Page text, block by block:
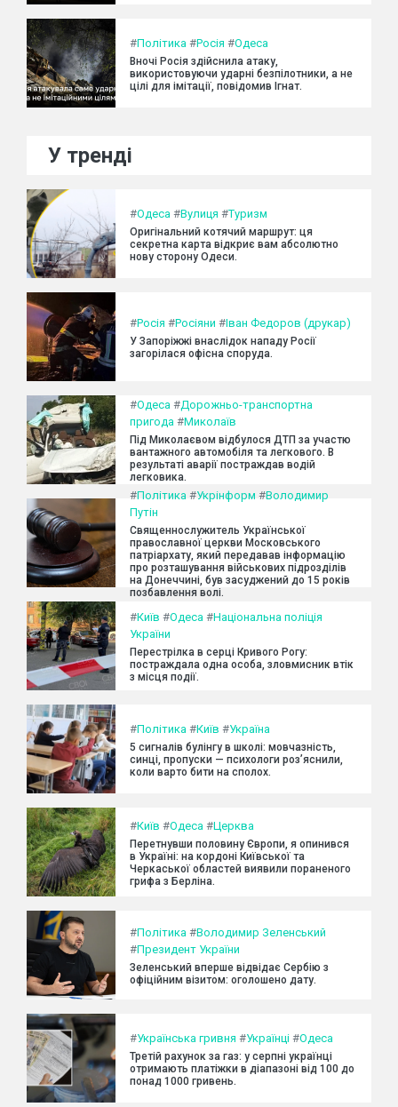
#Політика #Росія #Одеса
Вночі Росія здійснила атаку,
використовуючи ударні безпілотники, а не
цілі для імітації, повідомив Ігнат.
У тренді
#Одеса #Вулиця #Туризм
Оригінальний котячий маршрут: ця
секретна карта відкриє вам абсолютно
нову сторону Одеси.
#Росія #Росіяни #Іван Федоров (друкар)
У Запоріжжі внаслідок нападу Росії
загорілася офісна споруда.
#Одеса #Дорожньо-транспортна
пригода #Миколаїв
Під Миколаєвом відбулося ДТП за участю
вантажного автомобіля та легкового. В
результаті аварії постраждав водій
легковика.
#Політика #Укрінформ #Володимир
Путін
Священнослужитель Української
православної церкви Московського
патріархату, який передавав інформацію
про розташування військових підрозділів
на Донеччині, був засуджений до 15 років
позбавлення волі.
#Київ #Одеса #Національна поліція
України
Перестрілка в серці Кривого Рогу:
постраждала одна особа, зловмисник втік
з місця події.
#Політика #Київ #Україна
5 сигналів булінгу в школі: мовчазність,
синці, пропуски — психологи роз’яснили,
коли варто бити на сполох.
#Київ #Одеса #Церква
Перетнувши половину Європи, я опинився
в Україні: на кордоні Київської та
Черкаської областей виявили пораненого
грифа з Берліна.
#Політика #Володимир Зеленський
#Президент України
Зеленський вперше відвідає Сербію з
офіційним візитом: оголошено дату.
#Українська гривня #Українці #Одеса
Третій рахунок за газ: у серпні українці
отримають платіжки в діапазоні від 100 до
понад 1000 гривень.